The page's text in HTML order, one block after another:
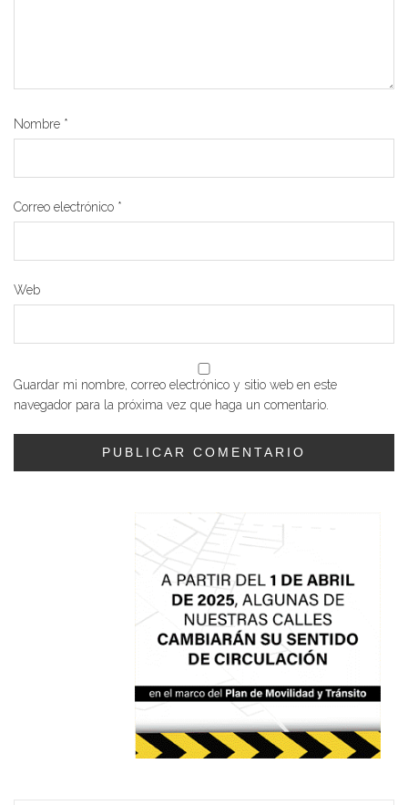
Nombre *
Correo electrónico *
Web
Guardar mi nombre, correo electrónico y sitio web en este
navegador para la próxima vez que haga un comentario.